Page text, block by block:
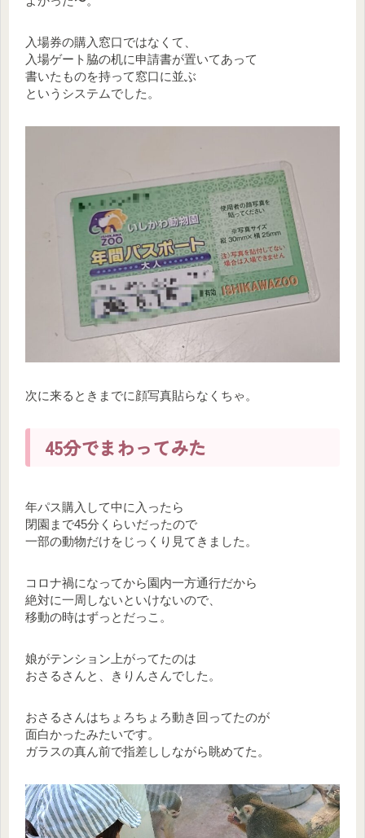
入場券の購入窓口ではなくて、
入場ゲート脇の机に申請書が置いてあって
書いたものを持って窓口に並ぶ
というシステムでした。
次に来るときまでに顔写真貼らなくちゃ。
45分でまわってみた
年パス購入して中に入ったら
閉園まで45分くらいだったので
一部の動物だけをじっくり見てきました。
コロナ禍になってから園内一方通行だから
絶対に一周しないといけないので、
移動の時はずっとだっこ。
娘がテンション上がってたのは
おさるさんと、きりんさんでした。
おさるさんはちょろちょろ動き回ってたのが
面白かったみたいです。
ガラスの真ん前で指差ししながら眺めてた。